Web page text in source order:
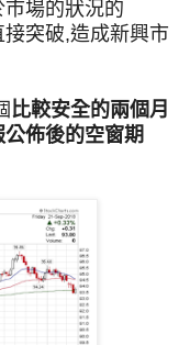
場的狀況的
突破,造成新興市
比較安全的兩個月
佈後的空窗期